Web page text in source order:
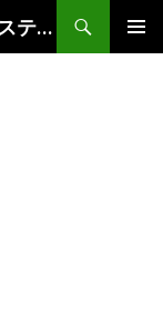
グローバルマクロ・リサーチ・インスティテュート